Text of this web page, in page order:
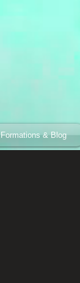
Formations & Blog